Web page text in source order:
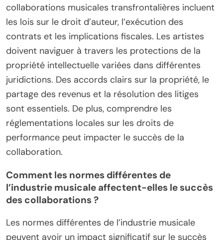
collaborations musicales transfrontalières incluent
les lois sur le droit d’auteur, l’exécution des
contrats et les implications fiscales. Les artistes
doivent naviguer à travers les protections de la
propriété intellectuelle variées dans différentes
juridictions. Des accords clairs sur la propriété, le
partage des revenus et la résolution des litiges
sont essentiels. De plus, comprendre les
réglementations locales sur les droits de
performance peut impacter le succès de la
collaboration.
Comment les normes différentes de
l’industrie musicale affectent-elles le succès
des collaborations ?
Les normes différentes de l’industrie musicale
peuvent avoir un impact significatif sur le succès